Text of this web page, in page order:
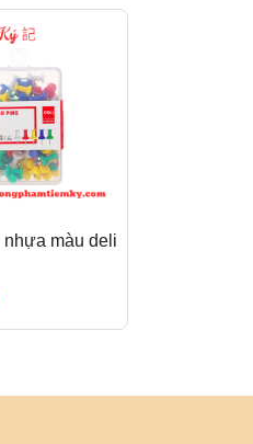
nhựa màu deli